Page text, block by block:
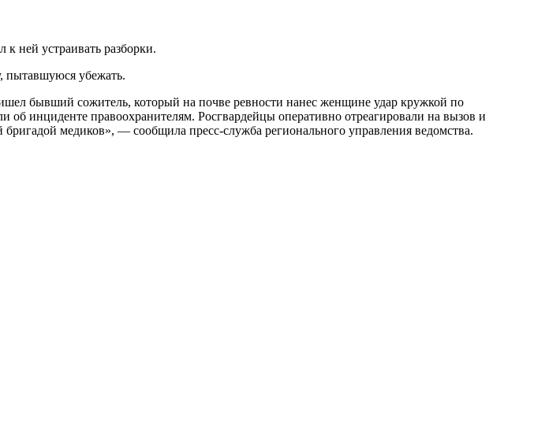
ней устраивать разборки.
пытавшуюся убежать.
бывший сожитель, который на почве ревности нанес женщине удар кружкой по
инциденте правоохранителям. Росгвардейцы оперативно отреагировали на вызов и
медиков», — сообщила пресс-служба регионального управления ведомства.